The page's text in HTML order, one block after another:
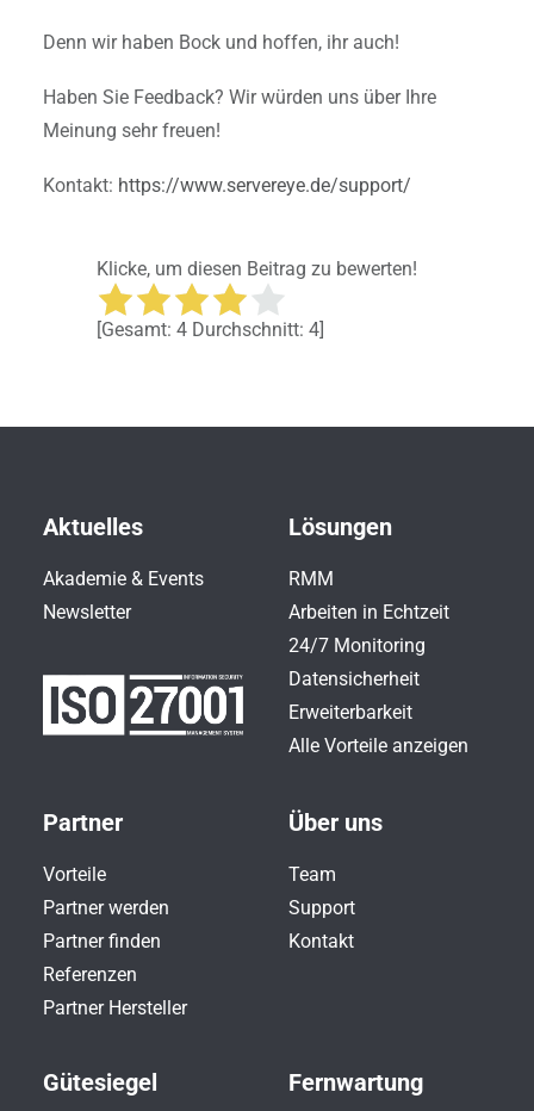
Denn wir haben Bock und hoffen, ihr auch!
Haben Sie Feedback? Wir würden uns über Ihre
Meinung sehr freuen!
Kontakt: https://www.servereye.de/support/
Klicke, um diesen Beitrag zu bewerten!
[Gesamt: 4 Durchschnitt: 4]
Aktuelles
Akademie & Events
Newsletter
Lösungen
RMM
Arbeiten in Echtzeit
24/7 Monitoring
Datensicherheit
Erweiterbarkeit
Alle Vorteile anzeigen
Partner
Vorteile
Partner werden
Partner finden
Referenzen
Partner Hersteller
Über uns
Team
Support
Kontakt
Gütesiegel Fernwartung